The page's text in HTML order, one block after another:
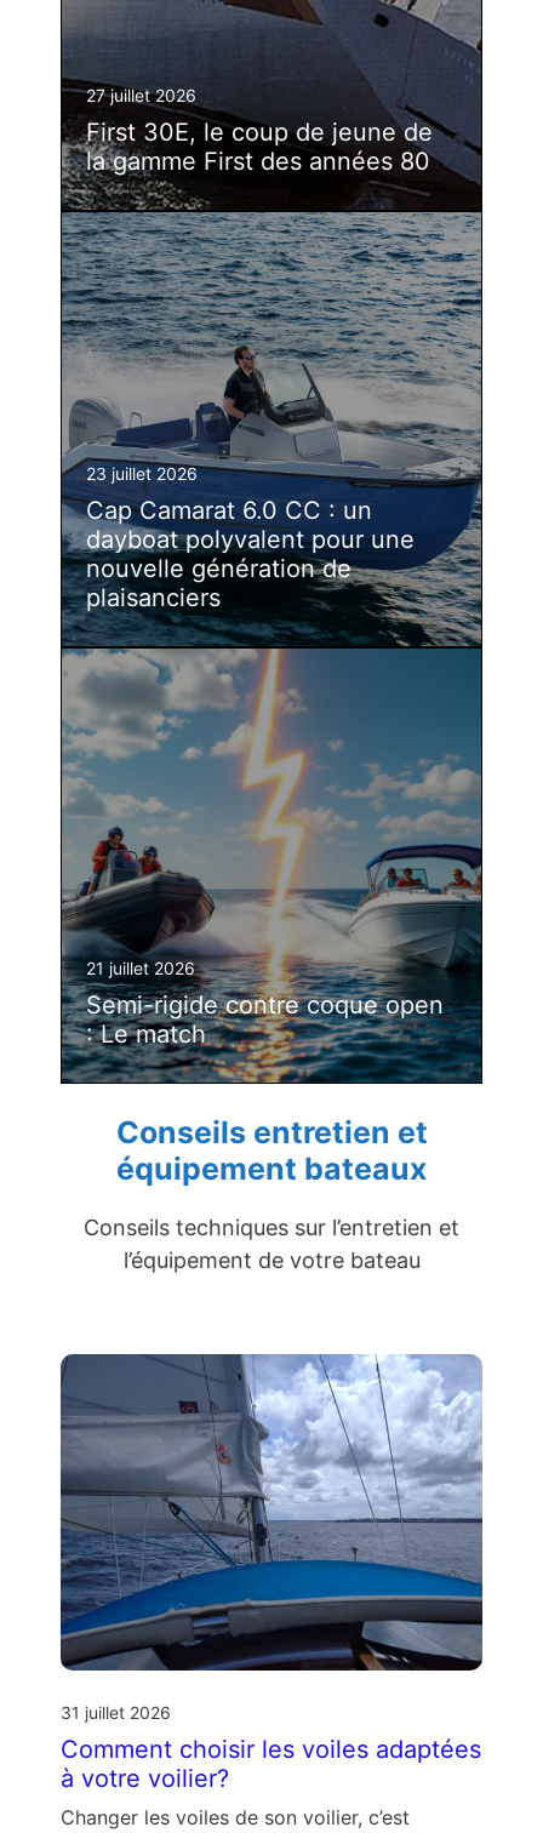
27 juillet 2026
First 30E, le coup de jeune de
la gamme First des années 80
23 juillet 2026
Cap Camarat 6.0 CC : un
dayboat polyvalent pour une
nouvelle génération de
plaisanciers
21 juillet 2026
Semi-rigide contre coque open
: Le match
Conseils entretien et
équipement bateaux
Conseils techniques sur l’entretien et
l’équipement de votre bateau
31 juillet 2026
Comment choisir les voiles adaptées
à votre voilier?
Changer les voiles de son voilier, c’est